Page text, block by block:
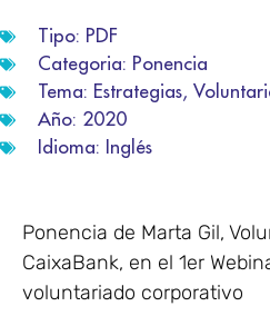
Tipo: PDF
Categoria: Ponencia
Tema: Estrategias,
Año: 2020
Idioma: Inglés
Ponencia de Marta Gil,
CaixaBank, en el 1er
voluntariado corporativo